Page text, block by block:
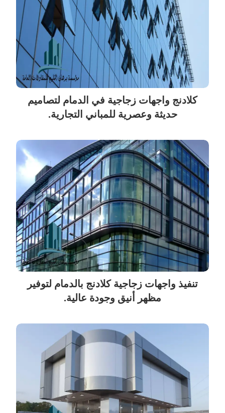
كلادنج واجهات زجاجية في الدمام لتصاميم
حديثة وعصرية للمباني التجارية.
تنفيذ واجهات زجاجية كلادنج بالدمام لتوفير
مظهر أنيق وجودة عالية.